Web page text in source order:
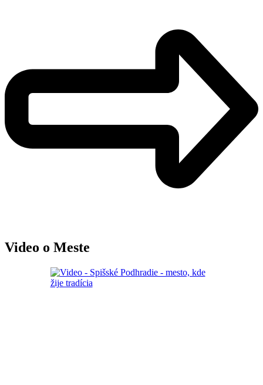
Video o Meste